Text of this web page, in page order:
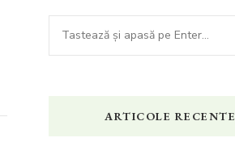
Cauți
ceva?
ARTICOLE RECENTE